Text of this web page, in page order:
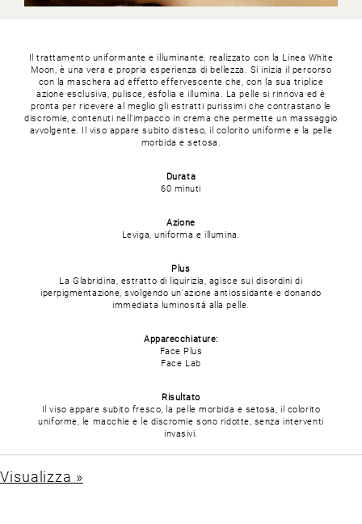
Il trattamento uniformante e illuminante, realizzato con la Linea White
Moon, è una vera e propria esperienza di bellezza. Si inizia il percorso
con la maschera ad effetto effervescente che, con la sua triplice
azione esclusiva, pulisce, esfolia e illumina. La pelle si rinnova ed è
pronta per ricevere al meglio gli estratti purissimi che contrastano le
discromie, contenuti nell’impacco in crema che permette un massaggio
avvolgente. Il viso appare subito disteso, il colorito uniforme e la pelle
morbida e setosa.
Durata
60 minuti
Azione
Leviga, uniforma e illumina.
Plus
La Glabridina, estratto di liquirizia, agisce sui disordini di
iperpigmentazione, svolgendo un’azione antiossidante e donando
immediata luminosità alla pelle.
Apparecchiature:
Face Plus
Face Lab
Risultato
Il viso appare subito fresco, la pelle morbida e setosa, il colorito
uniforme, le macchie e le discromie sono ridotte, senza interventi
invasivi.
Visualizza »